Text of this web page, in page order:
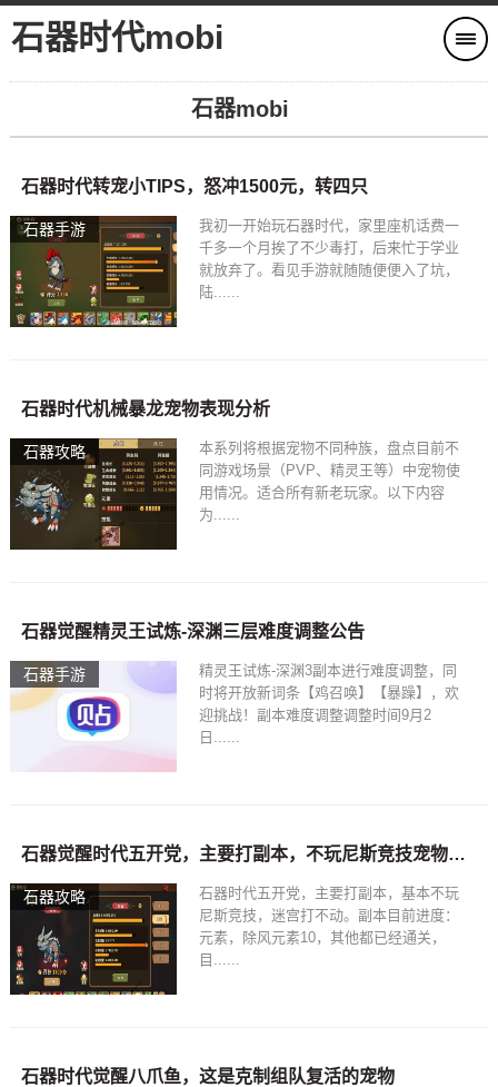
石器时代mobi
石器mobi
石器手游
石器时代转宠小TIPS，怒冲1500元，转四只
我初一开始玩石器时代，家里座机话费一
千多一个月挨了不少毒打，后来忙于学业
就放弃了。看见手游就随随便便入了坑，
陆......
石器攻略
石器时代机械暴龙宠物表现分析
本系列将根据宠物不同种族，盘点目前不
同游戏场景（PVP、精灵王等）中宠物使
用情况。适合所有新老玩家。以下内容
为......
石器手游
石器觉醒精灵王试炼-深渊三层难度调整公告
精灵王试炼-深渊3副本进行难度调整，同
时将开放新词条【鸡召唤】【暴躁】，欢
迎挑战！副本难度调整调整时间9月2
日......
石器攻略
石器觉醒时代五开党，主要打副本，不玩尼斯竞技宠物如何选择？
石器时代五开党，主要打副本，基本不玩
尼斯竞技，迷宫打不动。副本目前进度：
元素，除风元素10，其他都已经通关，
目......
石器时代觉醒八爪鱼，这是克制组队复活的宠物